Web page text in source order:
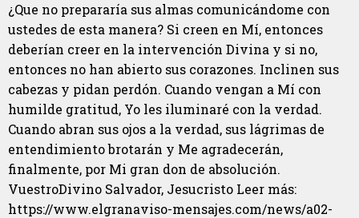
¿Que no prepararía sus almas comunicándome con
ustedes de esta manera? Si creen en Mí, entonces
deberían creer en la intervención Divina y si no,
entonces no han abierto sus corazones. Inclinen sus
cabezas y pidan perdón. Cuando vengan a Mí con
humilde gratitud, Yo les iluminaré con la verdad.
Cuando abran sus ojos a la verdad, sus lágrimas de
entendimiento brotarán y Me agradecerán,
finalmente, por Mi gran don de absolución.
VuestroDivino Salvador, Jesucristo Leer más:
https://www.elgranaviso-mensajes.com/news/a02-